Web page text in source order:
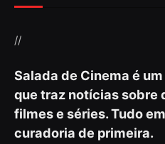
//
Salada de Cinema é
que traz notícias sobre
filmes e séries. Tudo
curadoria de primeira.